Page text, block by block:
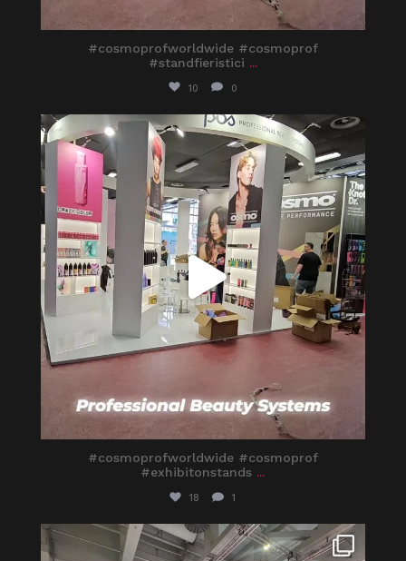
#cosmoprofworldwide #cosmoprof
#standfieristici ...
10 0
itaprosrl
Mar 25
#cosmoprofworldwide #cosmoprof
#exhibitonstands ...
18 1
itaprosrl
Mar 8